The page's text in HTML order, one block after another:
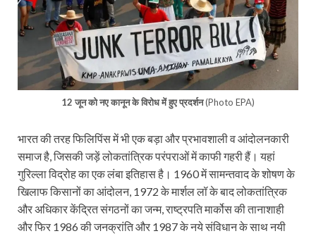
12 जून को नए कानून के विरोध में हुए प्रदर्शन(Photo EPA)
भारत की तरह फिलिपिंस में भी एक बड़ा और प्रभावशाली व आंदोलनकारी
समाज है, जिसकी जड़ें लोकतांत्रिक परंपराओं में काफी गहरी हैं। यहां
गुरिल्ला विद्रोह का एक लंबा इतिहास है। 1960 में सामन्तवाद के शोषण के
खिलाफ किसानों का आंदोलन, 1972 के मार्शल लॉ के बाद लोकतांत्रिक
और अधिकार केंद्रित संगठनों का जन्म, राष्ट्रपति मार्कोस की तानाशाही
और फिर 1986 की जनक्रांति और 1987 के नये संविधान के साथ नयी